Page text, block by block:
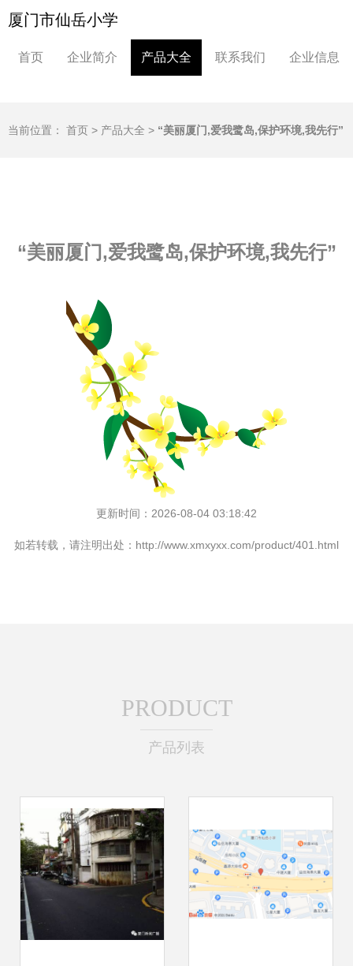
厦门市仙岳小学
首页 企业简介 产品大全 联系我们 企业信息
当前位置： 首页 > 产品大全 > “美丽厦门,爱我鹭岛,保护环境,我先行”
“美丽厦门,爱我鹭岛,保护环境,我先行”
更新时间：2026-08-04 03:18:42
如若转载，请注明出处：http://www.xmxyxx.com/product/401.html
PRODUCT
产品列表